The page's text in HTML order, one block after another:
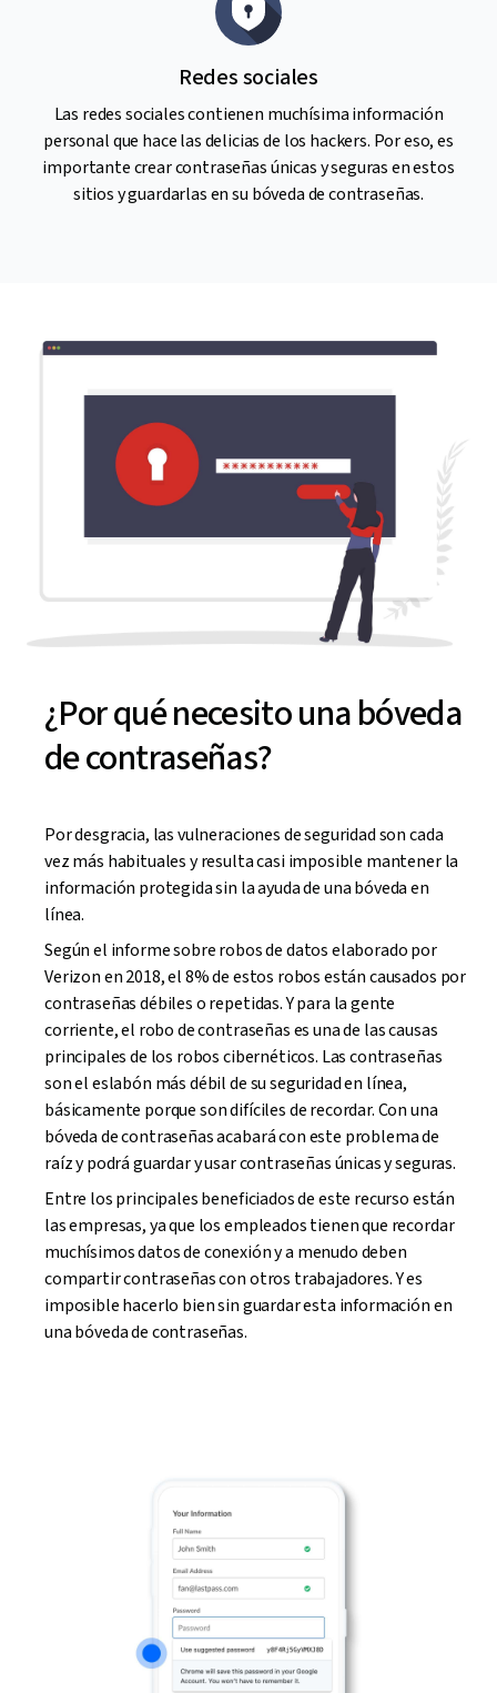
Redes sociales
Las redes sociales contienen muchísima información
personal que hace las delicias de los hackers. Por eso, es
importante crear contraseñas únicas y seguras en estos
sitios y guardarlas en su bóveda de contraseñas.
¿Por qué necesito una bóveda
de contraseñas?
Por desgracia, las vulneraciones de seguridad son cada
vez más habituales y resulta casi imposible mantener la
información protegida sin la ayuda de una bóveda en
línea.
Según el informe sobre robos de datos elaborado por
Verizon en 2018, el 8% de estos robos están causados por
contraseñas débiles o repetidas. Y para la gente
corriente, el robo de contraseñas es una de las causas
principales de los robos cibernéticos. Las contraseñas
son el eslabón más débil de su seguridad en línea,
básicamente porque son difíciles de recordar. Con una
bóveda de contraseñas acabará con este problema de
raíz y podrá guardar y usar contraseñas únicas y seguras.
Entre los principales beneficiados de este recurso están
las empresas, ya que los empleados tienen que recordar
muchísimos datos de conexión y a menudo deben
compartir contraseñas con otros trabajadores. Y es
imposible hacerlo bien sin guardar esta información en
una bóveda de contraseñas.